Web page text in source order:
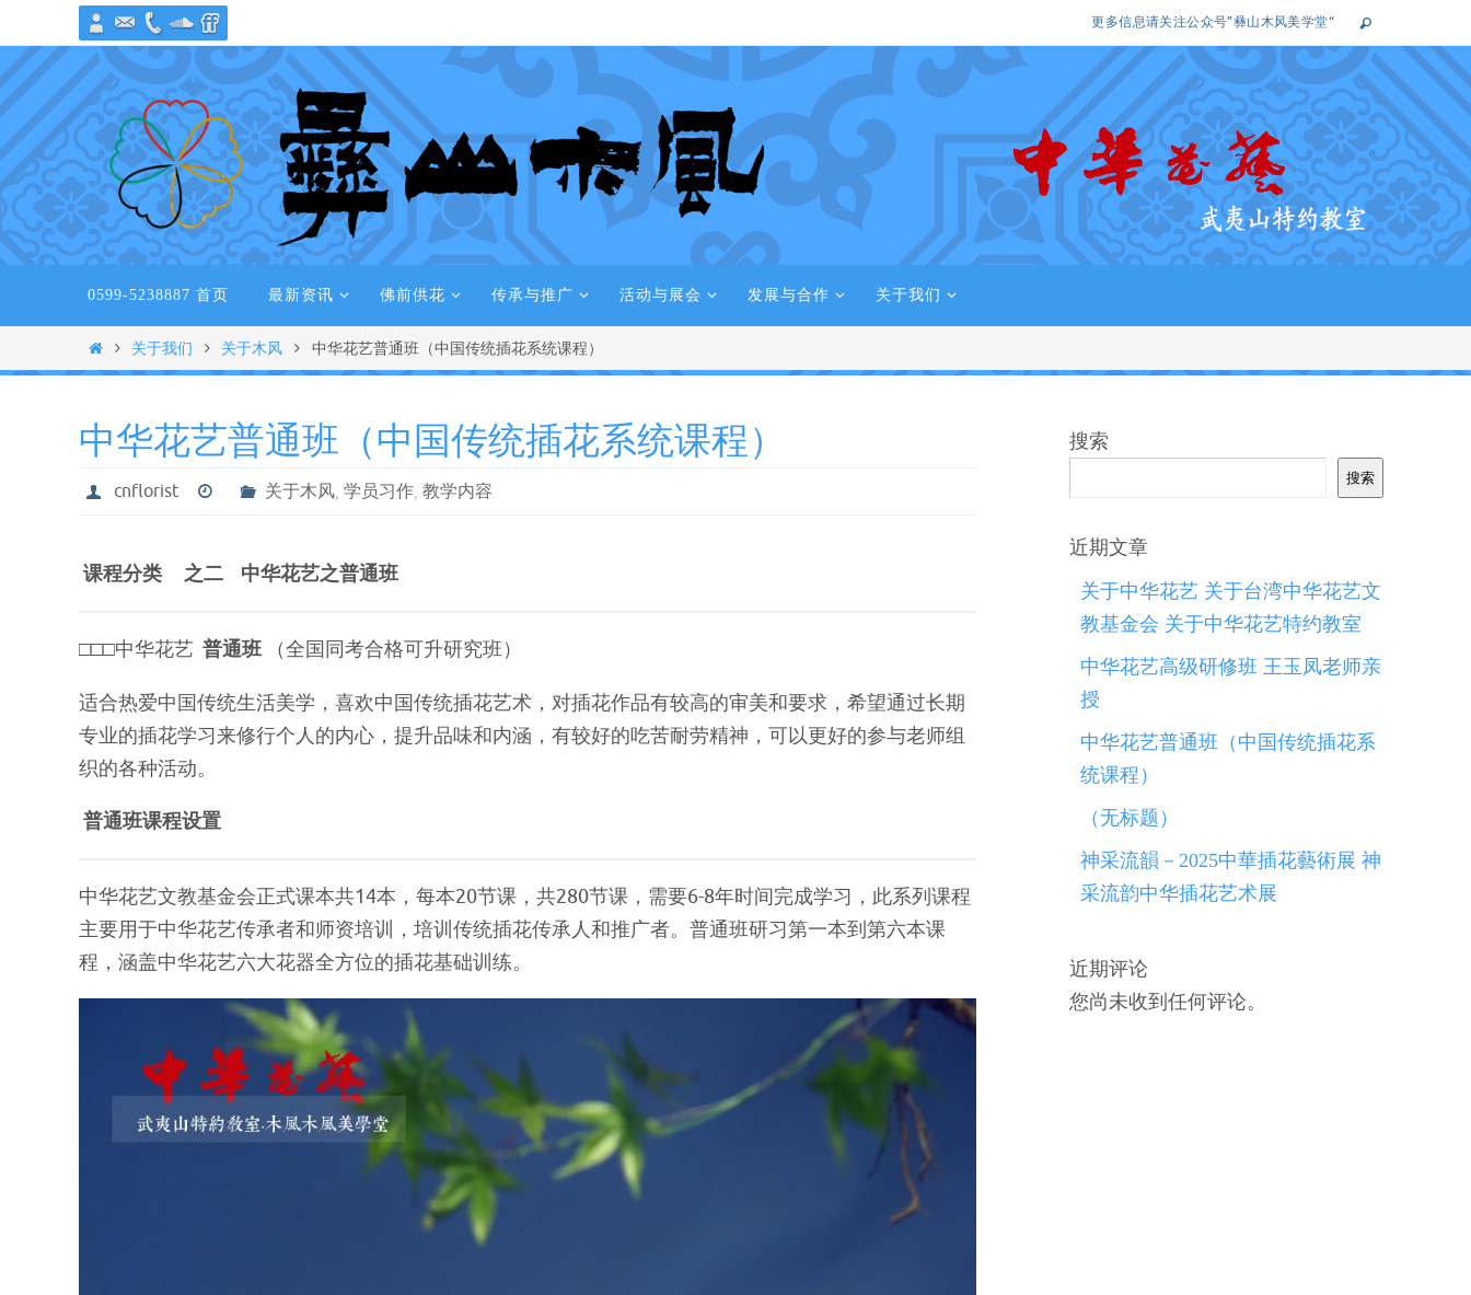
转
到
内
容
更多信息请关注公众号”彝山木风美学堂“
到
容
0599-5238887 首页 最新资讯 佛前供花 传承与推广 活动与展会 发展与合作 关于我们
Home关于我们 关于木风 中华花艺普通班（中国传统插花系统课程）
中华花艺普通班（中国传统插花系统课程）
cnflorist 关于木风,学员习作,教学内容
课程分类 之二 中华花艺之普通班
□□□中华花艺 普通班 （全国同考合格可升研究班）
适合热爱中国传统生活美学，喜欢中国传统插花艺术，对插花作品有较高的审美和要求，希望通过长期
专业的插花学习来修行个人的内心，提升品味和内涵，有较好的吃苦耐劳精神，可以更好的参与老师组
织的各种活动。
普通班课程设置
中华花艺文教基金会正式课本共14本，每本20节课，共280节课，需要6-8年时间完成学习，此系列课程
主要用于中华花艺传承者和师资培训，培训传统插花传承人和推广者。普通班研习第一本到第六本课
程，涵盖中华花艺六大花器全方位的插花基础训练。
搜索
搜索
近期文章
关于中华花艺 关于台湾中华花艺文
教基金会 关于中华花艺特约教室
中华花艺高级研修班 王玉凤老师亲
授
中华花艺普通班（中国传统插花系
统课程）
（无标题）
神采流韻－2025中華插花藝術展 神
采流韵中华插花艺术展
近期评论
您尚未收到任何评论。